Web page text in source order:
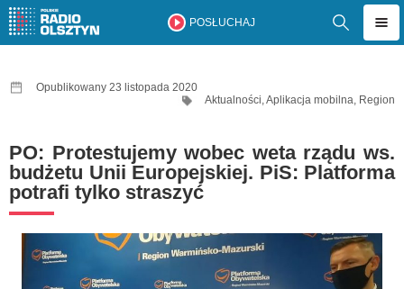
POSŁUCHAJ
Opublikowany 23 listopada 2020
Aktualności,Aplikacja mobilna, Region
PO: Protestujemy wobec weta rządu ws.
budżetu Unii Europejskiej. PiS: Platforma
potrafi tylko straszyć